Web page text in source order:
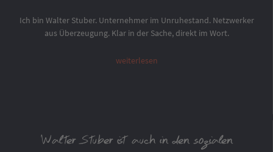
Ich bin Walter Stuber. Unternehmer im Unruhestand. Netzwerker
aus Überzeugung. Klar in der Sache, direkt im Wort.
weiterlesen
Walter Stuber ist auch in den sozialen